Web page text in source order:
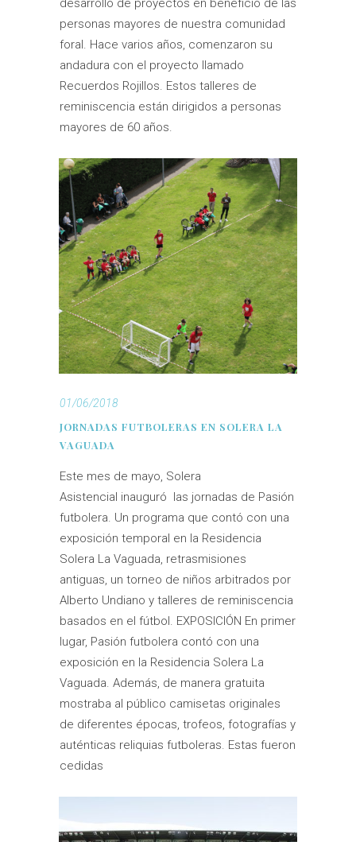
desarrollo de proyectos en beneficio de las
personas mayores de nuestra comunidad
foral. Hace varios años, comenzaron su
andadura con el proyecto llamado
Recuerdos Rojillos. Estos talleres de
reminiscencia están dirigidos a personas
mayores de 60 años.
01/06/2018
JORNADAS FUTBOLERAS EN SOLERA LA
VAGUADA
Este mes de mayo, Solera
Asistencial inauguró las jornadas de Pasión
futbolera. Un programa que contó con una
exposición temporal en la Residencia
Solera La Vaguada, retrasmisiones
antiguas, un torneo de niños arbitrados por
Alberto Undiano y talleres de reminiscencia
basados en el fútbol. EXPOSICIÓN En primer
lugar, Pasión futbolera contó con una
exposición en la Residencia Solera La
Vaguada. Además, de manera gratuita
mostraba al público camisetas originales
de diferentes épocas, trofeos, fotografías y
auténticas reliquias futboleras. Estas fueron
cedidas